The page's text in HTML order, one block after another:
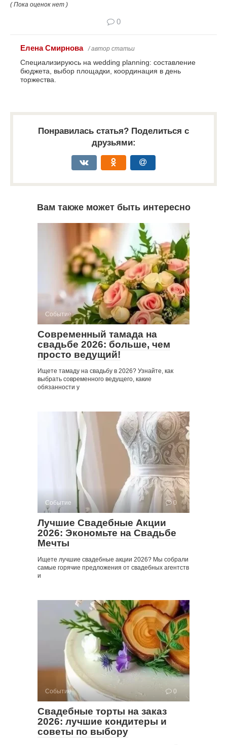
( Пока оценок нет )
0
Елена Смирнова / автор статьи
Специализируюсь на wedding planning: составление
бюджета, выбор площадки, координация в день
торжества.
Понравилась статья? Поделиться с
друзьями:
Вам также может быть интересно
Событие 0
Современный тамада на
свадьбе 2026: больше, чем
просто ведущий!
Ищете тамаду на свадьбу в 2026? Узнайте, как
выбрать современного ведущего, какие
обязанности у
Событие 0
Лучшие Свадебные Акции
2026: Экономьте на Свадьбе
Мечты
Ищете лучшие свадебные акции 2026? Мы собрали
самые горячие предложения от свадебных агентств
и
Событие 0
Свадебные торты на заказ
2026: лучшие кондитеры и
советы по выбору